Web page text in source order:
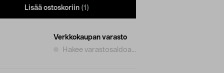
Lisää ostoskoriin (1)
Verkkokaupan varasto
Hakee varastosaldoa...